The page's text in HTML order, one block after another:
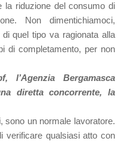
la riduzione del consumo di
Non dimentichiamoci,
quel tipo va ragionata alla
di completamento, per non
Bergamasca
diretta concorrente, la
sono un normale lavoratore.
verificare qualsiasi atto con